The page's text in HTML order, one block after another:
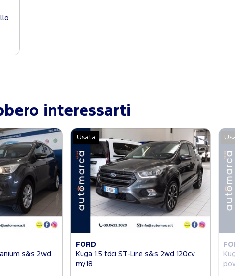
interessarti
s&s 2wd
Usata
FORD
Kuga 1.5 tdci ST-Line s&s 2wd 120cv
my18
Usata
FORD
Kuga